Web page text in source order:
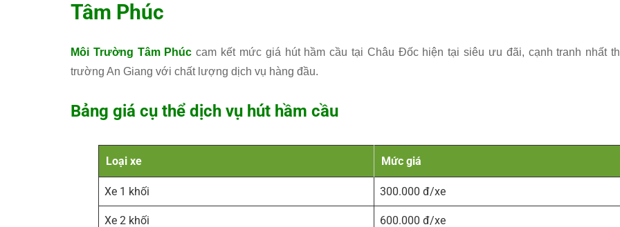
Tâm Phúc
Môi Trường Tâm Phúc cam kết mức giá hút hầm cầu tại Châu Đốc hiện tại siêu ưu đãi, cạnh tranh nhất
trường An Giang với chất lượng dịch vụ hàng đầu.
Bảng giá cụ thể dịch vụ hút hầm cầu
Loại xe Mức giá
Xe 1 khối 300.000 đ/xe
Xe 2 khối 600.000 đ/xe